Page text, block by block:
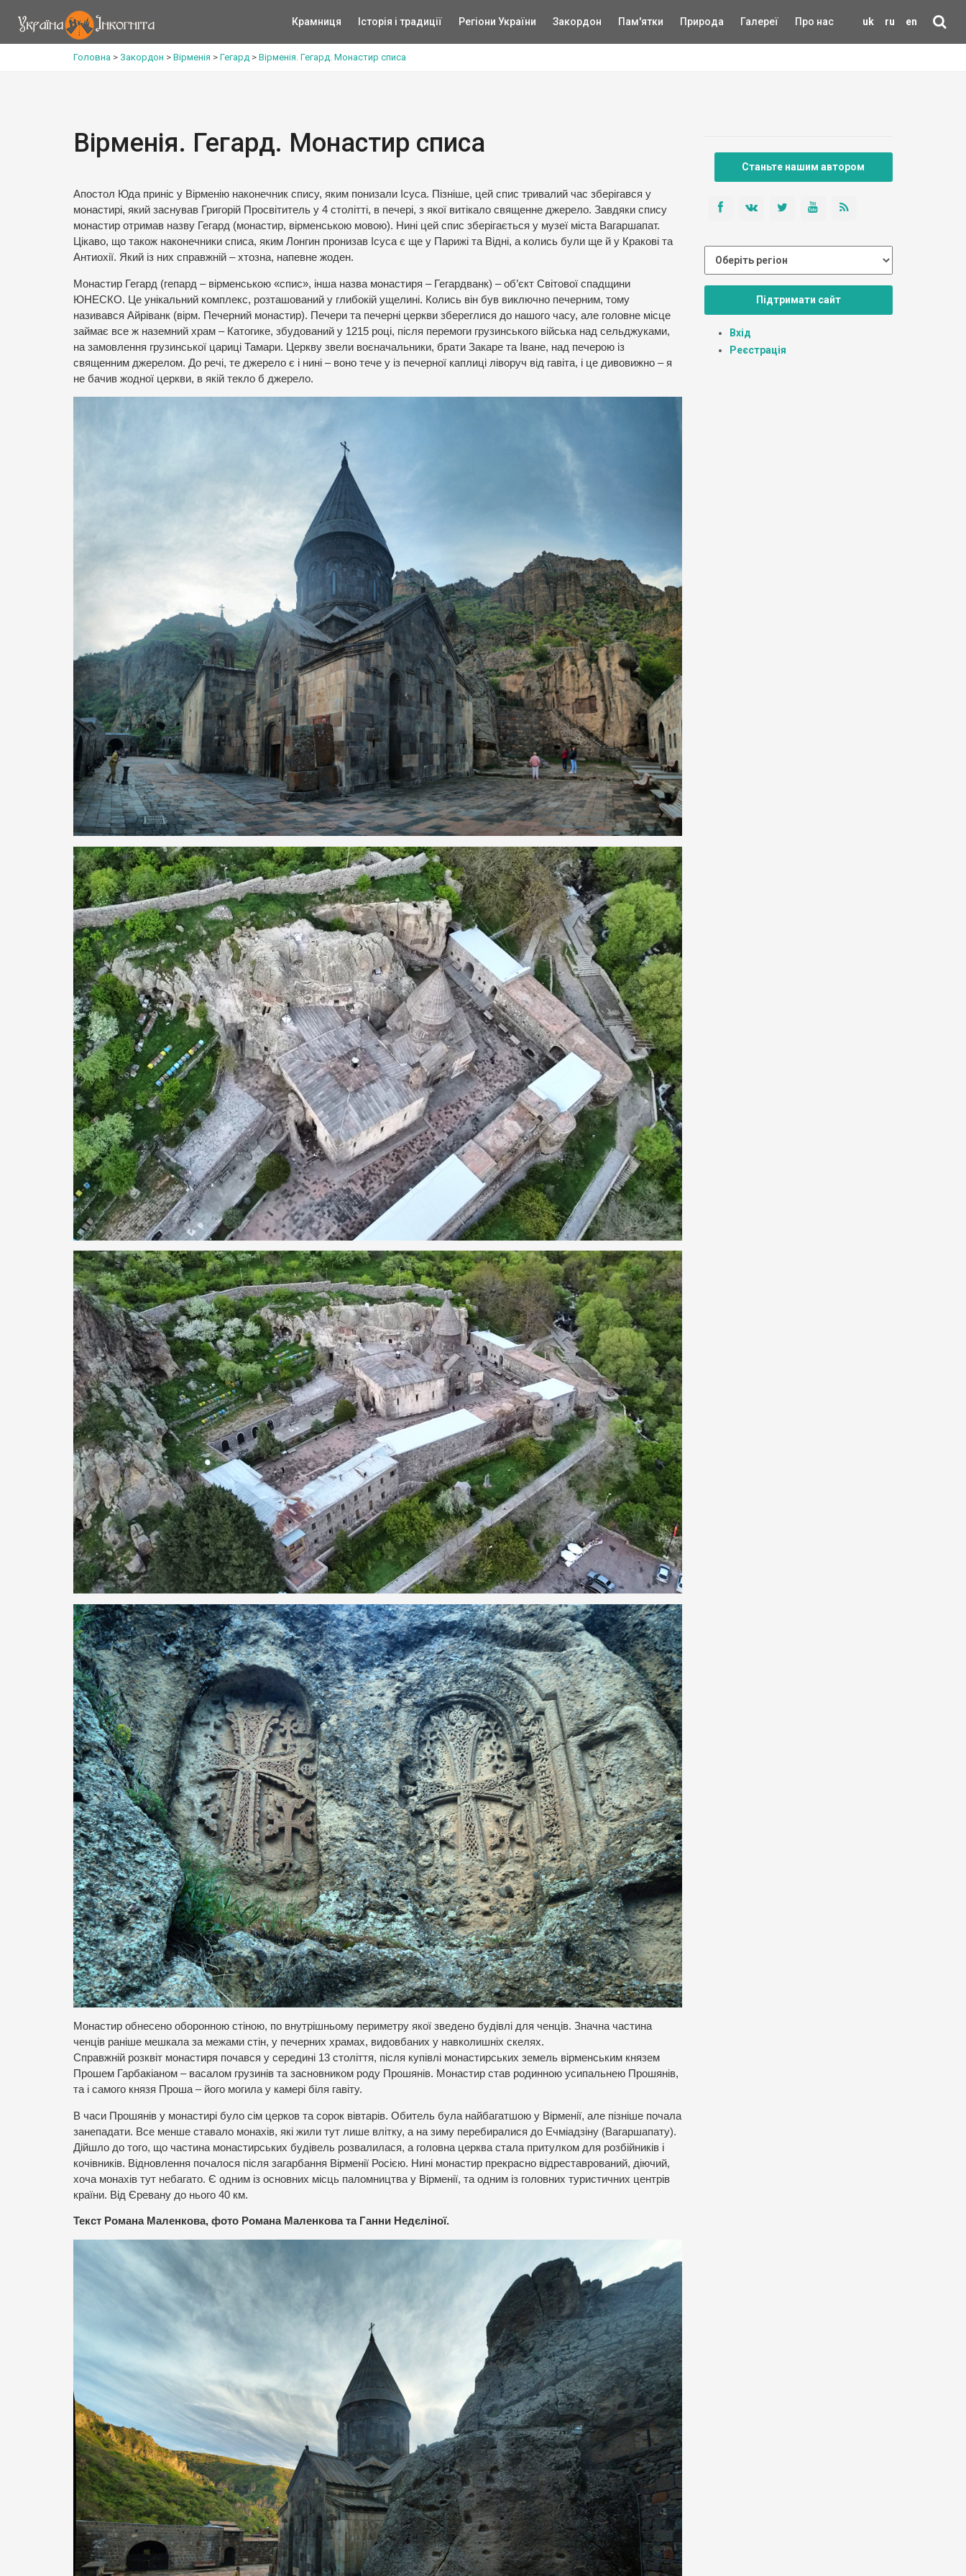
uk ru en
Крамниця Історія і традиції Регіони України Закордон Пам'ятки Природа Галереї Про нас
Головна > Закордон > Вірменія > Гегард > Вірменія. Гегард. Монастир списа
Вірменія. Гегард. Монастир списа
Апостол Юда приніс у Вірменію наконечник спису, яким понизали Ісуса. Пізніше, цей спис тривалий час зберігався у
монастирі, який заснував Григорій Просвітитель у 4 столітті, в печері, з якої витікало священне джерело. Завдяки спису
монастир отримав назву Гегард (монастир, вірменською мовою). Нині цей спис зберігається у музеї міста Вагаршапат.
Цікаво, що також наконечники списа, яким Лонгин пронизав Ісуса є ще у Парижі та Відні, а колись були ще й у Кракові та
Антиохії. Який із них справжній – хтозна, напевне жоден.
Монастир Гегард (гепард – вірменською «спис», інша назва монастиря – Гегардванк) – об’єкт Світової спадщини
ЮНЕСКО. Це унікальний комплекс, розташований у глибокій ущелині. Колись він був виключно печерним, тому
називався Айріванк (вірм. Печерний монастир). Печери та печерні церкви збереглися до нашого часу, але головне місце
займає все ж наземний храм – Катогике, збудований у 1215 році, після перемоги грузинського війська над сельджуками,
на замовлення грузинської цариці Тамари. Церкву звели воєначальники, брати Закаре та Іване, над печерою із
священним джерелом. До речі, те джерело є і нині – воно тече у із печерної каплиці ліворуч від гавіта, і це дивовижно – я
не бачив жодної церкви, в якій текло б джерело.
Монастир обнесено оборонною стіною, по внутрішньому периметру якої зведено будівлі для ченців. Значна частина
ченців раніше мешкала за межами стін, у печерних храмах, видовбаних у навколишніх скелях.
Справжній розквіт монастиря почався у середині 13 століття, після купівлі монастирських земель вірменським князем
Прошем Гарбакіаном – васалом грузинів та засновником роду Прошянів. Монастир став родинною усипальнею Прошянів,
та і самого князя Проша – його могила у камері біля гавіту.
В часи Прошянів у монастирі було сім церков та сорок вівтарів. Обитель була найбагатшою у Вірменії, але пізніше почала
занепадати. Все менше ставало монахів, які жили тут лише влітку, а на зиму перебиралися до Ечміадзіну (Вагаршапату).
Дійшло до того, що частина монастирських будівель розвалилася, а головна церква стала притулком для розбійників і
кочівників. Відновлення почалося після загарбання Вірменії Росією. Нині монастир прекрасно відреставрований, діючий,
хоча монахів тут небагато. Є одним із основних місць паломництва у Вірменії, та одним із головних туристичних центрів
країни. Від Єревану до нього 40 км.
Текст Романа Маленкова, фото Романа Маленкова та Ганни Недєліної.
Станьте нашим автором
Підтримати сайт
Вхід
Реєстрація